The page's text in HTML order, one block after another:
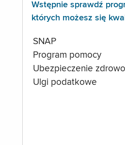
Wstępnie sprawdź
których możesz się
SNAP
Program pomocy
Ubezpieczenie
Ulgi podatkowe